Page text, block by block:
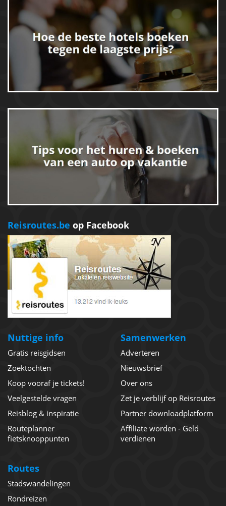
Reisroutes.be op Facebook
Nuttige info
Gratis reisgidsen
Zoektochten
Koop vooraf je tickets!
Veelgestelde vragen
Reisblog & inspiratie
Routeplanner
fietsknooppunten
Samenwerken
Adverteren
Nieuwsbrief
Over ons
Zet je verblijf op Reisroutes
Partner downloadplatform
Affiliate worden - Geld
verdienen
Routes
Stadswandelingen
Rondreizen